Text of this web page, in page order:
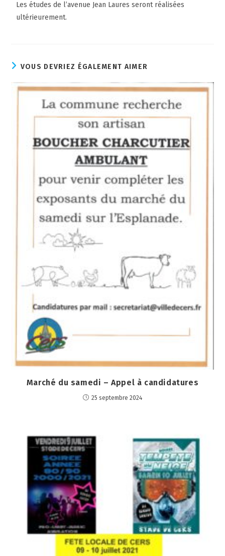
Les études de l’avenue Jean Laures seront réalisées
ultérieurement.
VOUS DEVRIEZ ÉGALEMENT AIMER
Marché du samedi – Appel à candidatures
25 septembre 2024